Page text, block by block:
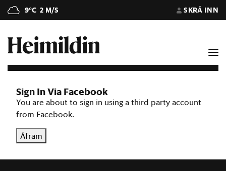
9°C 2 M/S SKRÁ INN
Sign In Via Facebook
You are about to sign in using a third party account
from Facebook.
Áfram